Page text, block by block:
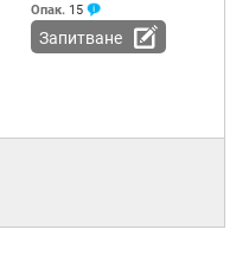
Опак. 15
Запитване